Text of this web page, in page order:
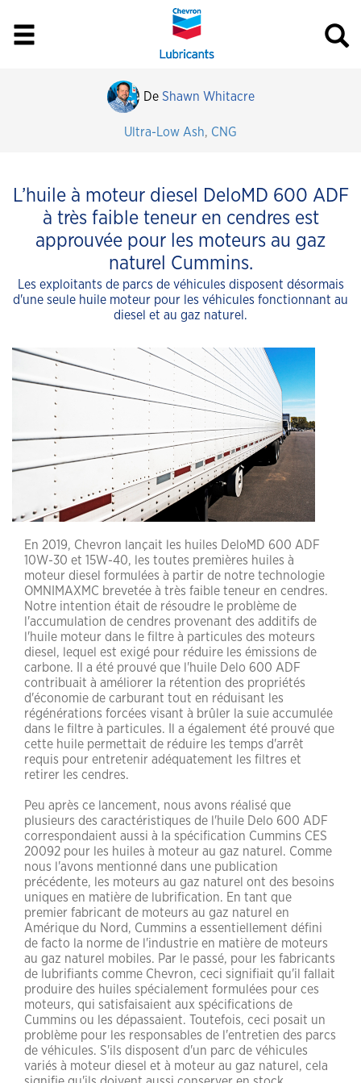
De Shawn Whitacre
Ultra-Low Ash, CNG
L’huile à moteur diesel DeloMD 600 ADF
à très faible teneur en cendres est
approuvée pour les moteurs au gaz
naturel Cummins.
Les exploitants de parcs de véhicules disposent désormais
d'une seule huile moteur pour les véhicules fonctionnant au
diesel et au gaz naturel.
En 2019, Chevron lançait les huiles DeloMD 600 ADF
10W-30 et 15W-40, les toutes premières huiles à
moteur diesel formulées à partir de notre technologie
OMNIMAXMC brevetée à très faible teneur en cendres.
Notre intention était de résoudre le problème de
l'accumulation de cendres provenant des additifs de
l'huile moteur dans le filtre à particules des moteurs
diesel, lequel est exigé pour réduire les émissions de
carbone. Il a été prouvé que l'huile Delo 600 ADF
contribuait à améliorer la rétention des propriétés
d'économie de carburant tout en réduisant les
régénérations forcées visant à brûler la suie accumulée
dans le filtre à particules. Il a également été prouvé que
cette huile permettait de réduire les temps d'arrêt
requis pour entretenir adéquatement les filtres et
retirer les cendres.
Peu après ce lancement, nous avons réalisé que
plusieurs des caractéristiques de l'huile Delo 600 ADF
correspondaient aussi à la spécification Cummins CES
20092 pour les huiles à moteur au gaz naturel. Comme
nous l'avons mentionné dans une publication
précédente, les moteurs au gaz naturel ont des besoins
uniques en matière de lubrification. En tant que
premier fabricant de moteurs au gaz naturel en
Amérique du Nord, Cummins a essentiellement défini
de facto la norme de l'industrie en matière de moteurs
au gaz naturel mobiles. Par le passé, pour les fabricants
de lubrifiants comme Chevron, ceci signifiait qu'il fallait
produire des huiles spécialement formulées pour ces
moteurs, qui satisfaisaient aux spécifications de
Cummins ou les dépassaient. Toutefois, ceci posait un
problème pour les responsables de l'entretien des parcs
de véhicules. S'ils disposent d'un parc de véhicules
variés à moteur diesel et à moteur au gaz naturel, cela